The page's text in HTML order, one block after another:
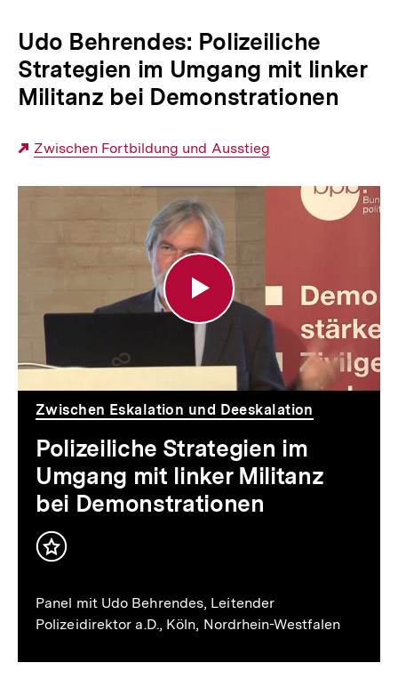
Udo Behrendes: Polizeiliche
Strategien im Umgang mit linker
Militanz bei Demonstrationen
Externer
Zwischen Fortbildung und Ausstieg
Polizeiliche
Strategien
Umgang
mit
linker
Militanz
bei
Demonstrationen
Zwischen Eskalation und Deeskalation
Polizeiliche Strategien im
Umgang mit linker Militanz
bei Demonstrationen
Inhalt
Panel mit Udo Behrendes, Leitender
Polizeidirektor a.D., Köln, Nordrhein-Westfalen